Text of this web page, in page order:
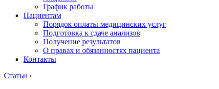
График работы
Пациентам
Порядок оплаты медицинских услуг
Подготовка к сдаче анализов
Получение результатов
О правах и обязанностях пациента
Контакты
Статьи ›